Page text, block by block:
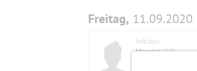
Freitag, 11.09.2020
Initiator
Maratiri (78)